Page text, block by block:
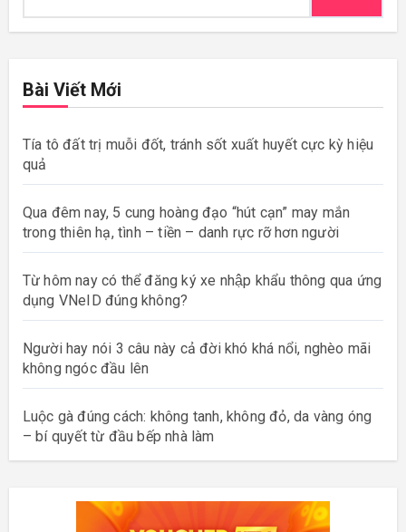
Bài Viết Mới
Tía tô đất trị muỗi đốt, tránh sốt xuất huyết cực kỳ hiệu
quả
Qua đêm nay, 5 cung hoàng đạo “hút cạn” may mắn
trong thiên hạ, tình – tiền – danh rực rỡ hơn người
Từ hôm nay có thể đăng ký xe nhập khẩu thông qua ứng
dụng VNeID đúng không?
Người hay nói 3 câu này cả đời khó khá nổi, nghèo mãi
không ngóc đầu lên
Luộc gà đúng cách: không tanh, không đỏ, da vàng óng
– bí quyết từ đầu bếp nhà làm